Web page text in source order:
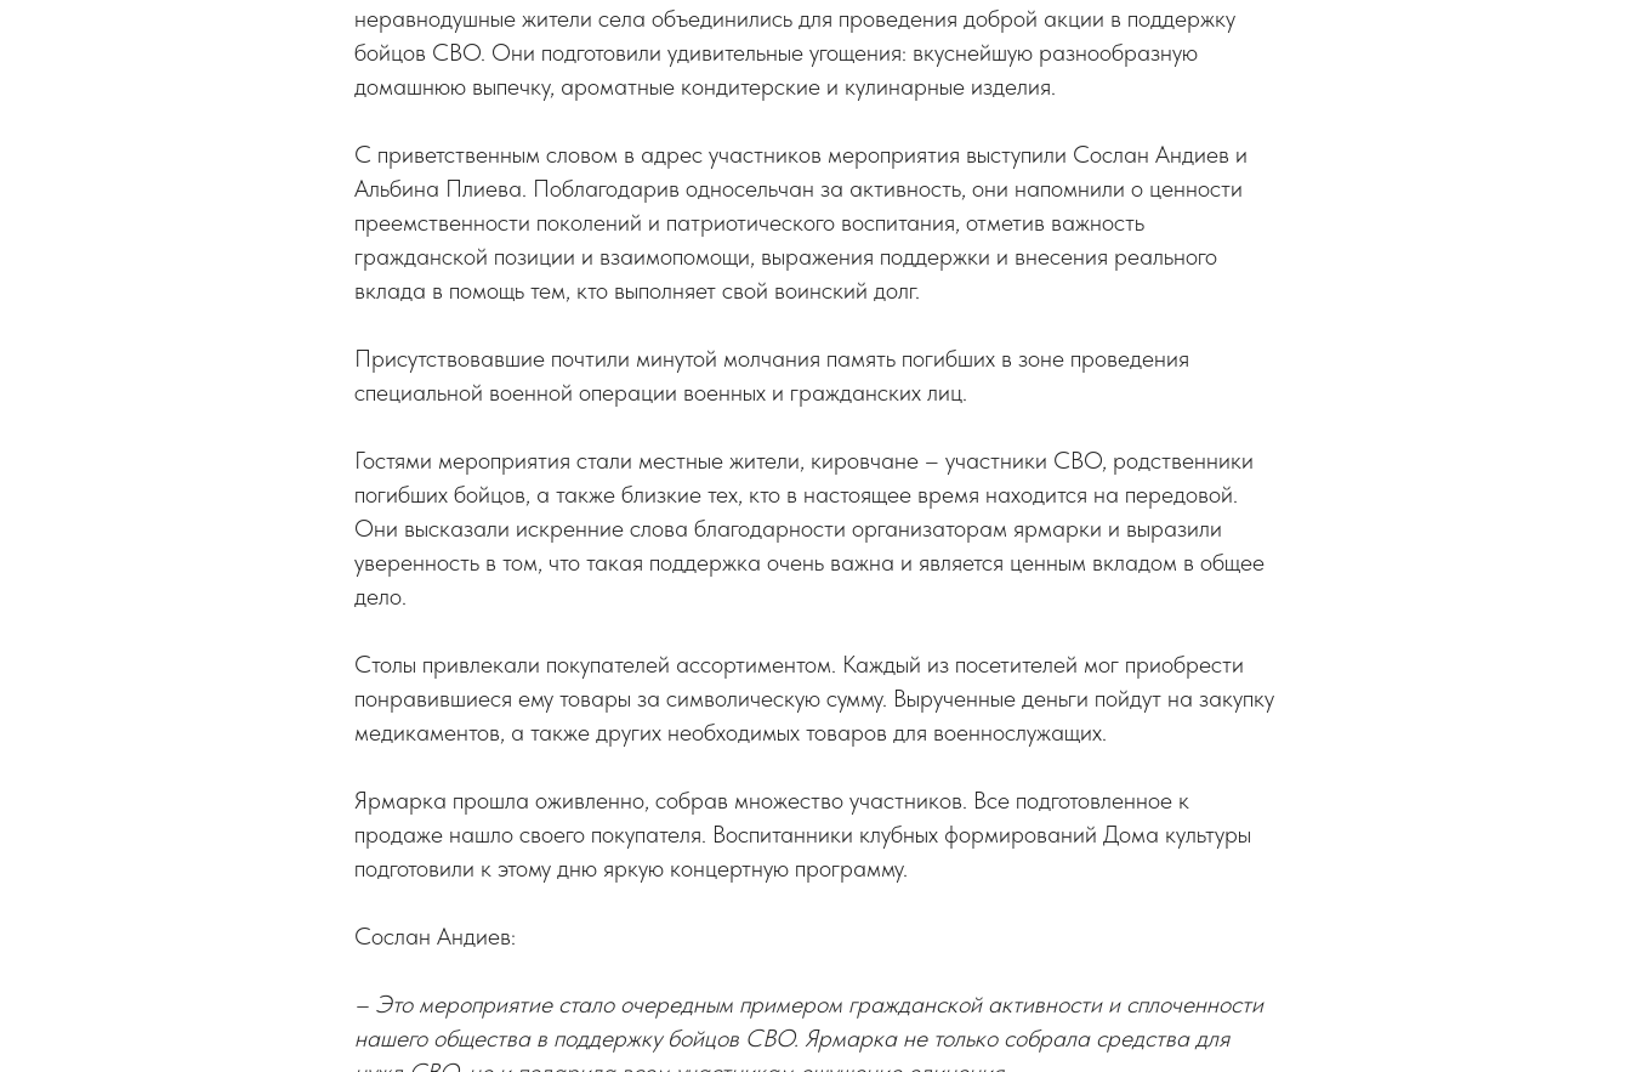
неравнодушные жители села объединились для проведения доброй акции в поддержку
бойцов СВО. Они подготовили удивительные угощения: вкуснейшую разнообразную
домашнюю выпечку, ароматные кондитерские и кулинарные изделия.
С приветственным словом в адрес участников мероприятия выступили Сослан Андиев и
Альбина Плиева. Поблагодарив односельчан за активность, они напомнили о ценности
преемственности поколений и патриотического воспитания, отметив важность
гражданской позиции и взаимопомощи, выражения поддержки и внесения реального
вклада в помощь тем, кто выполняет свой воинский долг.
Присутствовавшие почтили минутой молчания память погибших в зоне проведения
специальной военной операции военных и гражданских лиц.
Гостями мероприятия стали местные жители, кировчане – участники СВО, родственники
погибших бойцов, а также близкие тех, кто в настоящее время находится на передовой.
Они высказали искренние слова благодарности организаторам ярмарки и выразили
уверенность в том, что такая поддержка очень важна и является ценным вкладом в общее
дело.
Столы привлекали покупателей ассортиментом. Каждый из посетителей мог приобрести
понравившиеся ему товары за символическую сумму. Вырученные деньги пойдут на закупку
медикаментов, а также других необходимых товаров для военнослужащих.
Ярмарка прошла оживленно, собрав множество участников. Все подготовленное к
продаже нашло своего покупателя. Воспитанники клубных формирований Дома культуры
подготовили к этому дню яркую концертную программу.
Сослан Андиев:
– Это мероприятие стало очередным примером гражданской активности и сплоченности
нашего общества в поддержку бойцов СВО. Ярмарка не только собрала средства для